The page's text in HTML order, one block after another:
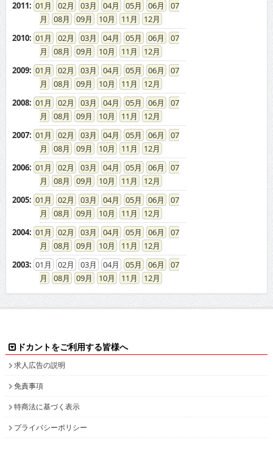
2011: 01 02 03 04 05 06
07
08
09 10 11
12
2010: 01 02 03 04 05 06
07
08
09 10 11
12
2009: 01 02 03 04 05 06
07
08
09 10 11
12
2008: 01 02 03 04 05 06
07
08
09 10 11
12
2007: 01 02 03 04 05 06
07
08
09 10 11
12
2006: 01 02 03 04 05 06
07
08
09 10 11
12
2005: 01 02 03 04 05 06
07
08
09 10 11
12
2004: 01 02 03 04 05 06
07
08
09 10 11
12
2003: 01 02 03 04 05 06
07
08
09 10 11 12
ドカントをご利用する皆様へ
求人広告の説明
免責事項
特商法に基づく表示
プライバシーポリシー